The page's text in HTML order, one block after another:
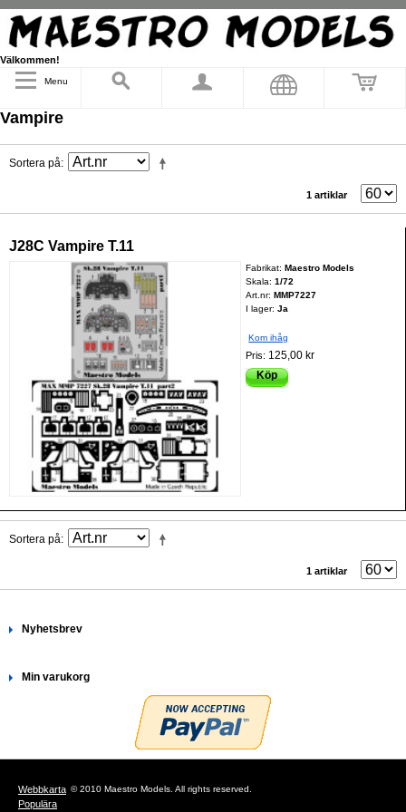
Välkommen!
Menu
Vampire
Sortera på
1 artiklar
J28C Vampire T.11
Fabrikat:Maestro Models
Skala:1/72
Art.nr:MMP7227
I lager: Ja
Kom ihåg
Pris: 125,00 kr
Köp
Sortera på
1 artiklar
Nyhetsbrev
Min varukorg
Webbkarta
Populära
© 2010 Maestro Models. All rights reserved.